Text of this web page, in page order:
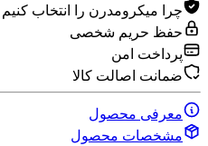
چرا میکرومدرن را انتخاب کنیم
حفظ حریم شخصی
پرداخت امن
ضمانت اصالت کالا
معرفی محصول
مشخصات محصول